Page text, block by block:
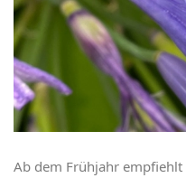
Ab dem Frühjahr empfiehlt